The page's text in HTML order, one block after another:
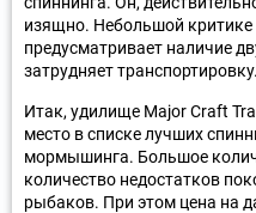
изящно. Небольшой критике
предусматривает наличие
затрудняет транспортировку.
Итак, удилище Major Craft
место в списке лучших
мормышинга. Большое
количество недостатков
рыбаков. При этом цена на